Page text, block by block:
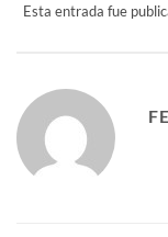
Esta entrada fue